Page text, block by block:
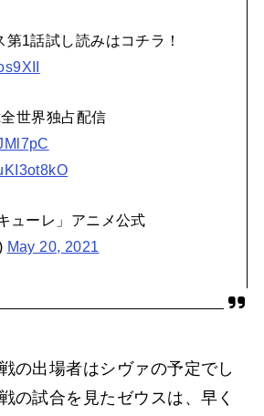
1話試し読みはコチラ！
世界独占配信
ューレ」アニメ公式
May 20, 2021
の出場者はシヴァの予定でし
の試合を見たゼウスは、早く